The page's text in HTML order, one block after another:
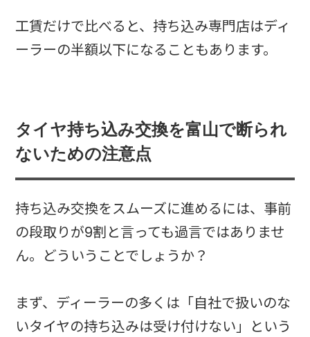
工賃だけで比べると、持ち込み専門店はディ
ーラーの半額以下になることもあります。
タイヤ持ち込み交換を富山で断られ
ないための注意点
持ち込み交換をスムーズに進めるには、事前
の段取りが9割と言っても過言ではありませ
ん。どういうことでしょうか？
まず、ディーラーの多くは「自社で扱いのな
いタイヤの持ち込みは受け付けない」という